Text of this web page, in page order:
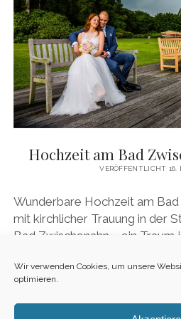
Wir verwenden Cookies, um unsere
optimieren.
Hochzeit am Bad
VERÖFFENTLICHT 16.
Wunderbare Hochzeit am
mit kirchlicher Trauung in der
Bad Zwischenahn – ein Traum